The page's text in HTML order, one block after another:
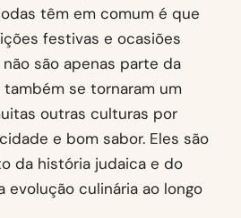
têm em comum é que
festivas e ocasiões
são apenas parte da
se tornaram um
outras culturas por
e bom sabor. Eles são
da história judaica e do
evolução culinária ao longo